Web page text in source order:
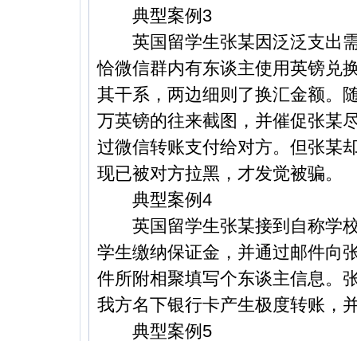
典型案例3
英国留学生张某因泛泛支出需
恰微信群内有东谈主使用英镑兑
其干系，两边细则了换汇金额。
万英镑的往来截图，并催促张某
过微信转账支付给对方。但张某
现已被对方拉黑，才发觉被骗。
典型案例4
英国留学生张某接到自称学校
学生缴纳保证金，并通过邮件向
件所附相聚填写个东谈主信息。
我方名下银行卡产生极度转账，
典型案例5